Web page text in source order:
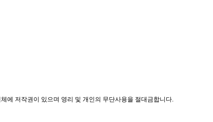
에 저작권이 있으며 영리 및 개인의 무단사용을 절대금합니다.